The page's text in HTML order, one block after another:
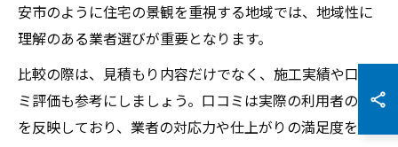
安市のように住宅の景観を重視する地域では、地域性に
理解のある業者選びが重要となります。
比較の際は、見積もり内容だけでなく、施工実績や口コ
ミ評価も参考にしましょう。口コミは実際の利用者の声
を反映しており、業者の対応力や仕上がりの満足度を把